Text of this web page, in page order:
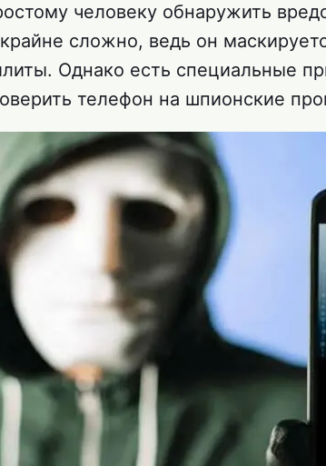
человеку обнаружить
сложно, ведь он
Однако есть специальные
телефон на шпионские